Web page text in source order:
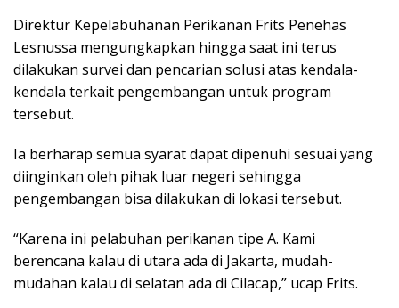
Direktur Kepelabuhanan Perikanan Frits Penehas
Lesnussa mengungkapkan hingga saat ini terus
dilakukan survei dan pencarian solusi atas kendala-
kendala terkait pengembangan untuk program
tersebut.
Ia berharap semua syarat dapat dipenuhi sesuai yang
diinginkan oleh pihak luar negeri sehingga
pengembangan bisa dilakukan di lokasi tersebut.
“Karena ini pelabuhan perikanan tipe A. Kami
berencana kalau di utara ada di Jakarta, mudah-
mudahan kalau di selatan ada di Cilacap,” ucap Frits.